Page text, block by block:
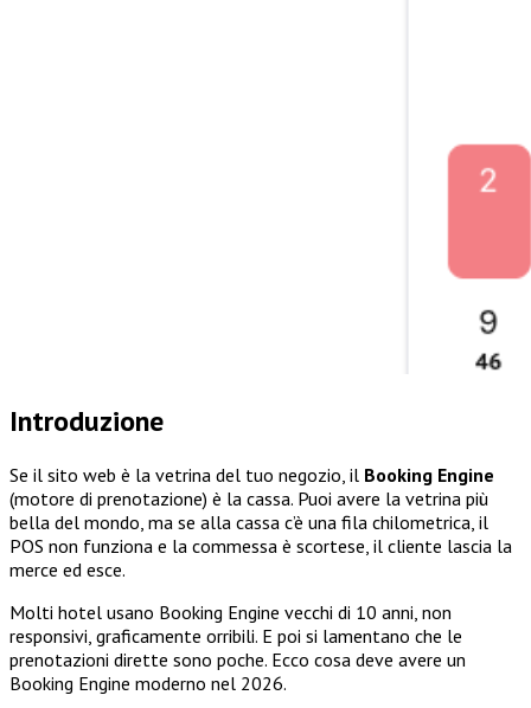
Introduzione
Se il sito web è la vetrina del tuo negozio, il Booking Engine
(motore di prenotazione) è la cassa. Puoi avere la vetrina più
bella del mondo, ma se alla cassa c’è una fila chilometrica, il
POS non funziona e la commessa è scortese, il cliente lascia la
merce ed esce.
Molti hotel usano Booking Engine vecchi di 10 anni, non
responsivi, graficamente orribili. E poi si lamentano che le
prenotazioni dirette sono poche. Ecco cosa deve avere un
Booking Engine moderno nel 2026.